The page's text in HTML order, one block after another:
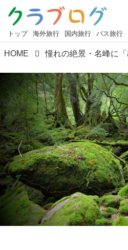
トップ 海外旅行 国内旅行 バス旅行
HOME